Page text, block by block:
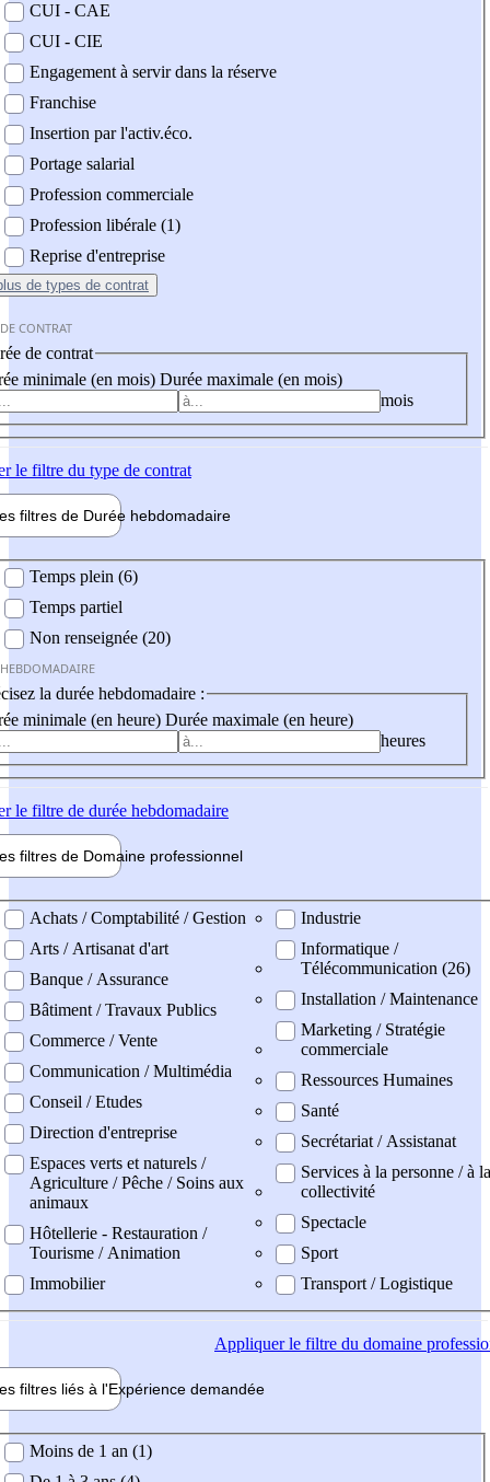
CUI - CAE
CUI - CIE
Engagement à servir dans la réserve
Franchise
Insertion par l'activ.éco.
Portage salarial
Profession commerciale
Profession libérale (1)
Reprise d'entreprise
de types de contrat
CONTRAT
de contrat
minimale (en mois) Durée maximale (en mois)
mois
le filtre du type de contrat
filtres de Durée hebdomadaire
Temps plein (6)
Temps partiel
Non renseignée (20)
la durée hebdomadaire :
minimale (en heure) Durée maximale (en heure)
heures
le filtre de durée hebdomadaire
filtres de Domaine professionnel
professionel
Achats / Comptabilité / Gestion
Arts / Artisanat d'art
Banque / Assurance
Bâtiment / Travaux Publics
Commerce / Vente
Communication / Multimédia
Conseil / Etudes
Direction d'entreprise
Espaces verts et naturels /
Agriculture / Pêche / Soins aux
animaux
Hôtellerie - Restauration /
Tourisme / Animation
Immobilier
Industrie
Informatique /
Télécommunication (26)
Installation / Maintenance
Marketing / Stratégie
commerciale
Ressources Humaines
Santé
Secrétariat / Assistanat
Services à la personne / à la
collectivité
Spectacle
Sport
Transport / Logistique
Appliquerle filtre du domaine
filtres liés à l'Expérience demandée
demandée
Moins de 1 an (1)